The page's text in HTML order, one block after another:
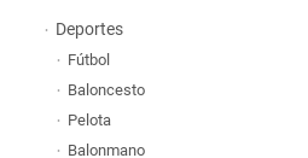
Deportes
Fútbol
Baloncesto
Pelota
Balonmano